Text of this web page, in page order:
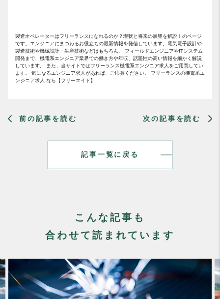
製造オペレーターはフリーランスになれるのか？現状と将来の展望を解説！のページ
です。エンジニアにまつわるお役立ちの最新情報を発信しています。電気電子設計や
製造技術や機械設計・生産技術などはもちろん、 フィールドエンジニアやITシステム
開発まで、機電系エンジニア業界での働き方や年収、話題性の高い情報を細かく解説
しています。 また、当サイトではフリーランス機電系エンジニア求人をご用意してい
ます。 気になるエンジニア求人があれば、ご応募ください。 フリーランスの機電系エ
ンジニア求人 なら【フリーエイド】
前の記事を読む
記事一覧に戻る
次の記事を読む
こんな記事も
合わせて読まれています